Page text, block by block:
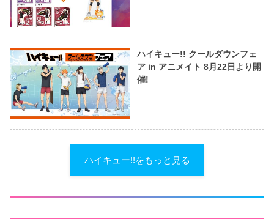
ハイキュー!! クールダウンフェ
ア in アニメイト 8月22日より開
催!
ハイキュー!!をもっと見る